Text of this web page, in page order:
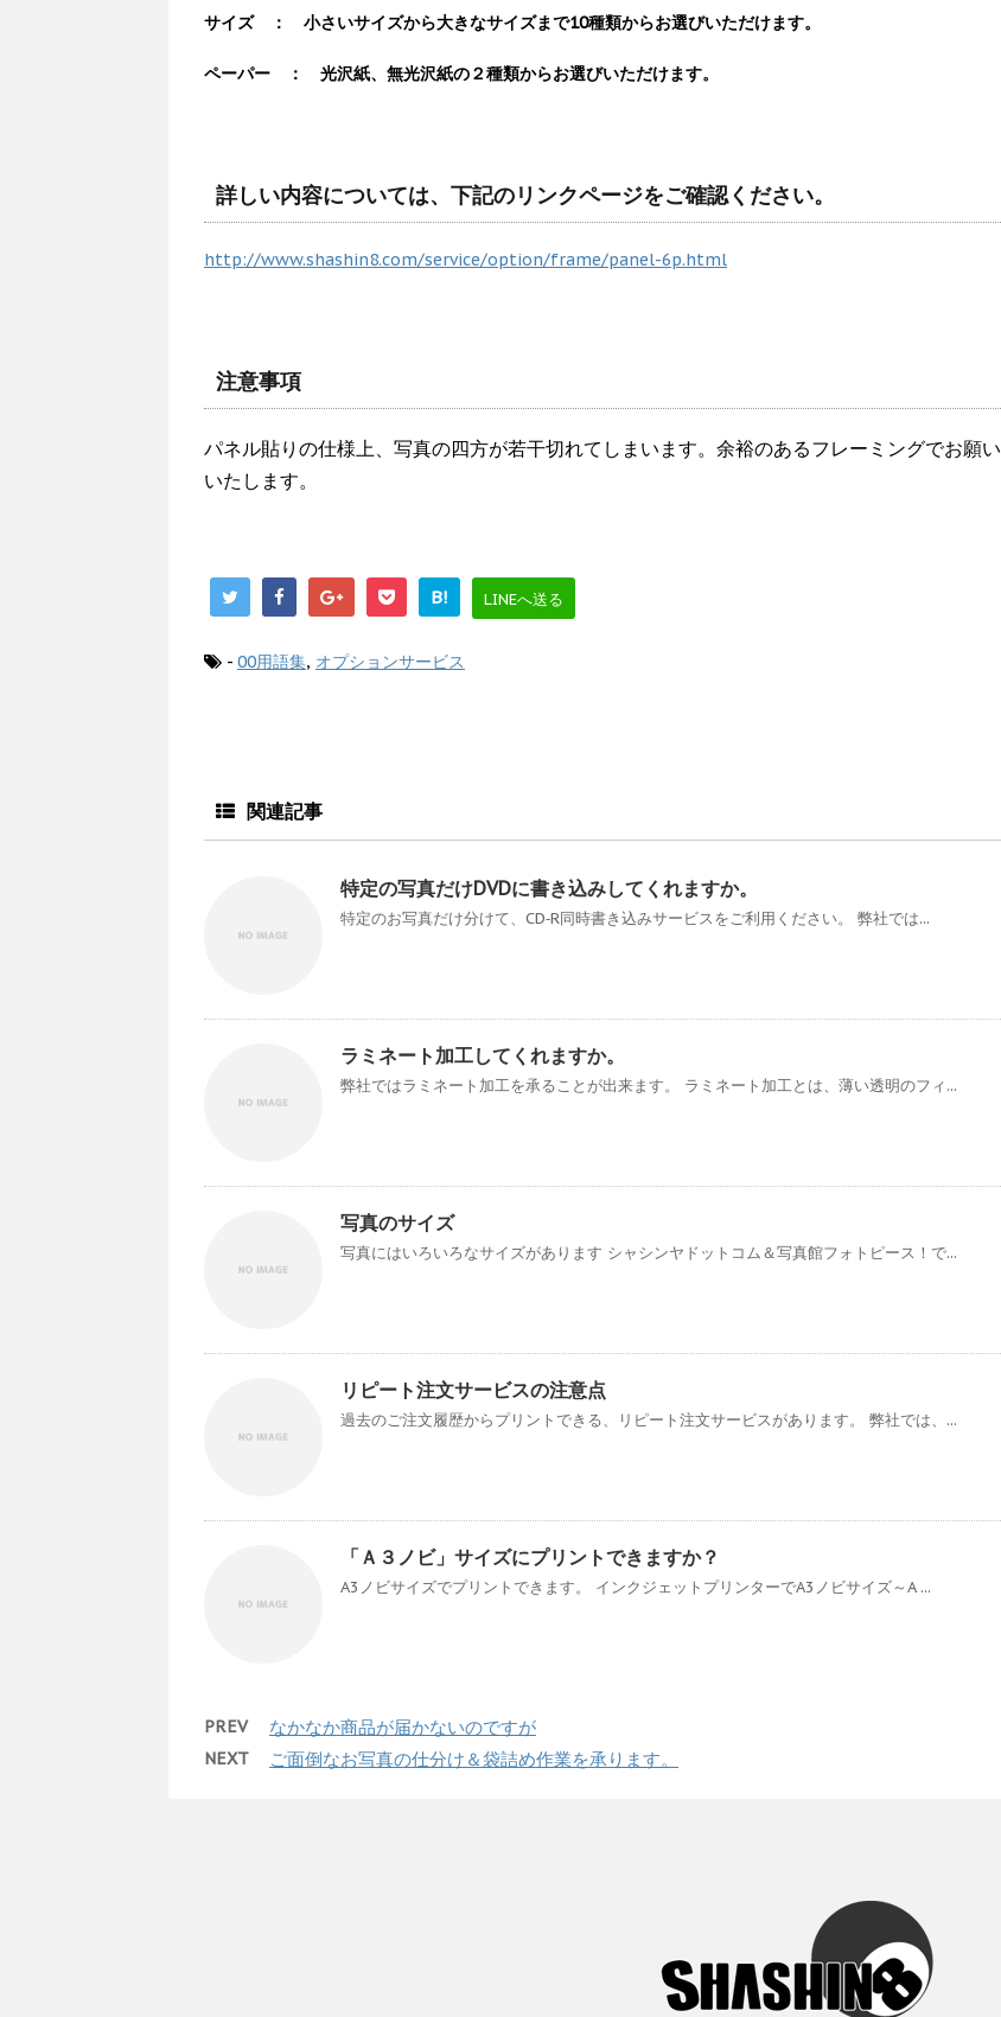
サイズ ： 小さいサイズから大きなサイズまで10種類からお選びいただけます。
ペーパー ： 光沢紙、無光沢紙の２種類からお選びいただけます。
詳しい内容については、下記のリンクページをご確認ください。
http://www.shashin8.com/service/option/frame/panel-6p.html
注意事項
パネル貼りの仕様上、写真の四方が若干切れてしまいます。余裕のあるフレーミングでお願い
いたします。
B! LINEへ送る
- 00用語集, オプションサービス
関連記事
特定の写真だけDVDに書き込みしてくれますか。
特定のお写真だけ分けて、CD‐R同時書き込みサービスをご利用ください。 弊社では...
ラミネート加工してくれますか。
弊社ではラミネート加工を承ることが出来ます。 ラミネート加工とは、薄い透明のフィ...
写真のサイズ
写真にはいろいろなサイズがあります シャシンヤドットコム＆写真館フォトピース！で...
リピート注文サービスの注意点
過去のご注文履歴からプリントできる、リピート注文サービスがあります。 弊社では、...
「Ａ３ノビ」サイズにプリントできますか？
A3ノビサイズでプリントできます。 インクジェットプリンターでA3ノビサイズ～A ...
PREV なかなか商品が届かないのですが
NEXT ご面倒なお写真の仕分け＆袋詰め作業を承ります。